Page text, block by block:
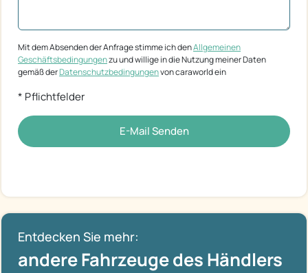
Mit dem Absenden der Anfrage stimme ich denAllgemeinen
Geschäftsbedingungenzu und willige in die Nutzung meiner Daten
gemäß derDatenschutzbedingungenvon caraworld ein
* Pflichtfelder
E-Mail Senden
Entdecken Sie mehr:
andere Fahrzeuge des Händlers